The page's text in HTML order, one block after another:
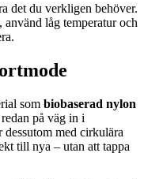
det du verkligen behöver.
använd låg temperatur och
som biobaserad nylon
på väg in i
med cirkulära
till nya – utan att tappa